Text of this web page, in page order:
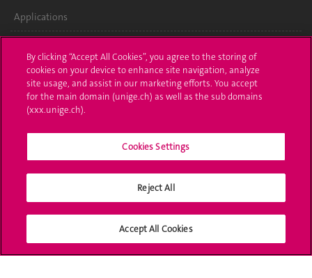
Applications
Ask a question
Contact
Media
Library
Social Media
By clicking “Accept All Cookies”, you agree to the storing of
cookies on your device to enhance site navigation, analyze
site usage, and assist in our marketing efforts. You accept
for the main domain (unige.ch) as well as the sub domains
(xxx.unige.ch).
Cookies Settings
Reject All
Accept All Cookies